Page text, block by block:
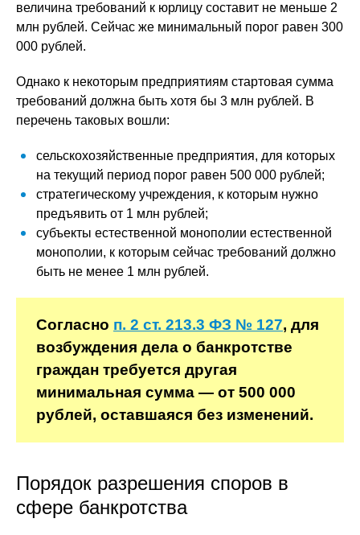
величина требований к юрлицу составит не меньше 2
млн рублей. Сейчас же минимальный порог равен 300
000 рублей.
Однако к некоторым предприятиям стартовая сумма
требований должна быть хотя бы 3 млн рублей. В
перечень таковых вошли:
сельскохозяйственные предприятия, для которых
на текущий период порог равен 500 000 рублей;
стратегическому учреждения, к которым нужно
предъявить от 1 млн рублей;
субъекты естественной монополии естественной
монополии, к которым сейчас требований должно
быть не менее 1 млн рублей.
Согласно п. 2 ст. 213.3 ФЗ № 127, для
возбуждения дела о банкротстве
граждан требуется другая
минимальная сумма — от 500 000
рублей, оставшаяся без изменений.
Порядок разрешения споров в
сфере банкротства